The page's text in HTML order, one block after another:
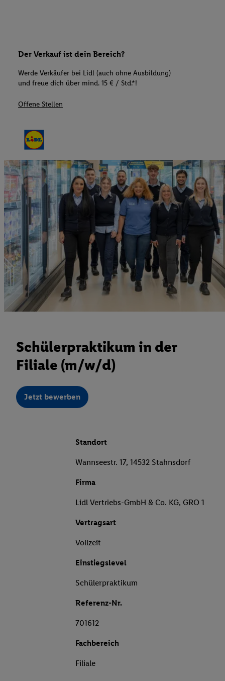
Der Verkauf ist dein Bereich?
Werde Verkäufer bei Lidl (auch ohne Ausbildung)
und freue dich über mind. 15 € / Std.*!
Offene Stellen
Schülerpraktikum in der
Filiale (m/w/d)
Jetzt bewerben
Standort
Wannseestr. 17, 14532 Stahnsdorf
Firma
Lidl Vertriebs-GmbH & Co. KG, GRO 1
Vertragsart
Vollzeit
Einstiegslevel
Schülerpraktikum
Referenz-Nr.
701612
Fachbereich
Filiale